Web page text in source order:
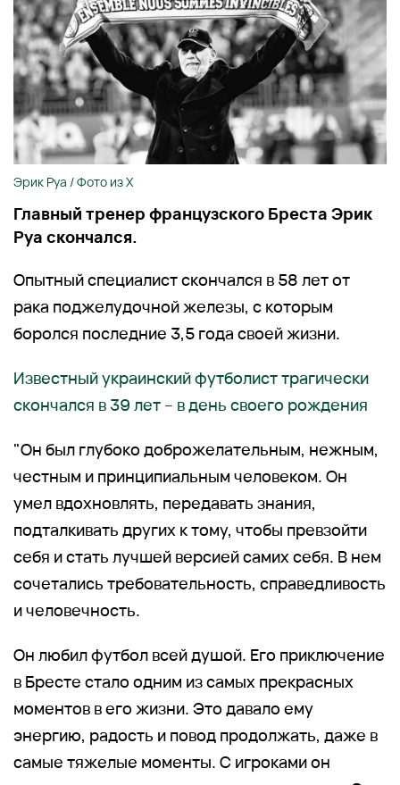
Эрик Руа / Фото из Х
Главный тренер французского Бреста Эрик
Руа скончался.
Опытный специалист скончался в 58 лет от
рака поджелудочной железы, с которым
боролся последние 3,5 года своей жизни.
Известный украинский футболист трагически
скончался в 39 лет – в день своего рождения
"Он был глубоко доброжелательным, нежным,
честным и принципиальным человеком. Он
умел вдохновлять, передавать знания,
подталкивать других к тому, чтобы превзойти
себя и стать лучшей версией самих себя. В нем
сочетались требовательность, справедливость
и человечность.
Он любил футбол всей душой. Его приключение
в Бресте стало одним из самых прекрасных
моментов в его жизни. Это давало ему
энергию, радость и повод продолжать, даже в
самые тяжелые моменты. С игроками он